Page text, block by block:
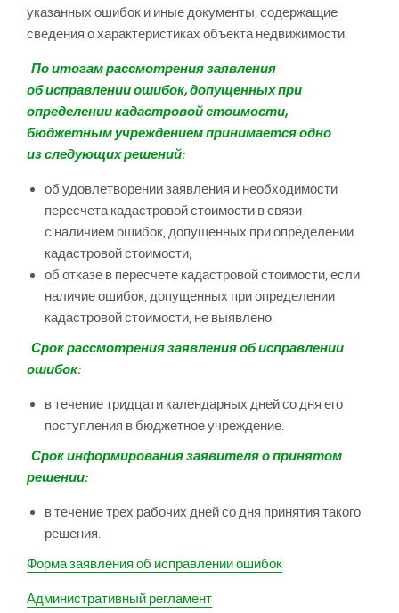
указанных ошибок и иные документы, содержащие
сведения о характеристиках объекта недвижимости.
По итогам рассмотрения заявления
об исправлении ошибок, допущенных при
определении кадастровой стоимости,
бюджетным учреждением принимается одно
из следующих решений:
об удовлетворении заявления и необходимости
пересчета кадастровой стоимости в связи
с наличием ошибок, допущенных при определении
кадастровой стоимости;
об отказе в пересчете кадастровой стоимости, если
наличие ошибок, допущенных при определении
кадастровой стоимости, не выявлено.
Срок рассмотрения заявления об исправлении
ошибок:
в течение тридцати календарных дней со дня его
поступления в бюджетное учреждение.
Срок информирования заявителя о принятом
решении:
в течение трех рабочих дней со дня принятия такого
решения.
Форма заявления об исправлении ошибок
Административный регламент